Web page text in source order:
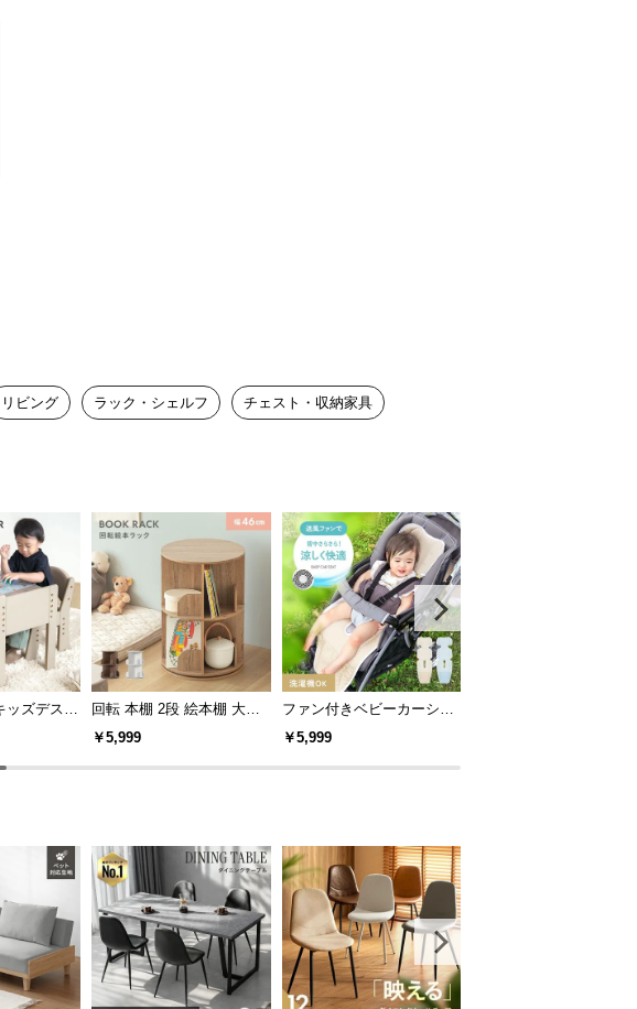
リビング ラック・シェルフ チェスト・収納家具
ッズデスク
回転 本棚 2段 絵本棚 大容
量 ブックシェルフ
￥5,999
ファン付きベビーカーシー
ト 丸洗いOK リモコン操作
策に最適
￥5,999